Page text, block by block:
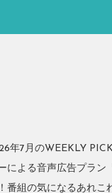
年7月のWEEKLY
による音声広告プラ
番組の気になるあれこ